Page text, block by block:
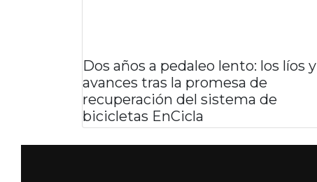
Dos años a pedaleo lento: los líos y
avances tras la promesa de
recuperación del sistema de
bicicletas EnCicla